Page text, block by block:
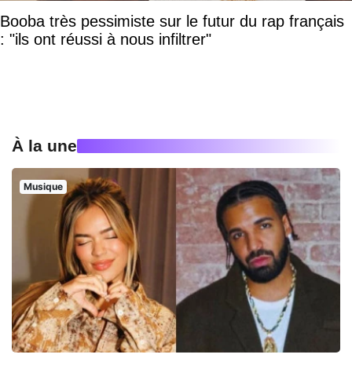
Booba très pessimiste sur le futur du rap français
: "ils ont réussi à nous infiltrer"
À la une
Musique